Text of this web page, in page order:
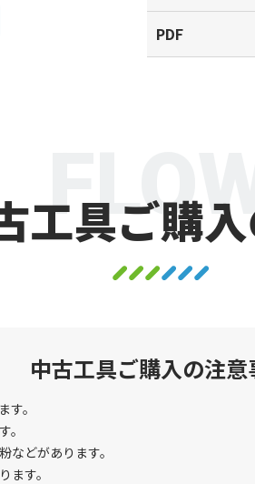
PDF
工具ご購
中古工具ご購入の注意
。
。
などがあります。
ます。